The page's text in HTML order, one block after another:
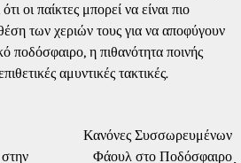
οι παίκτες μπορεί να είναι πιο
των χεριών τους για να αποφύγουν
ποδόσφαιρο, η πιθανότητα ποινής
αμυντικές τακτικές.
Κανόνες Συσσωρευμένων
Φάουλ στο Ποδόσφαιρο